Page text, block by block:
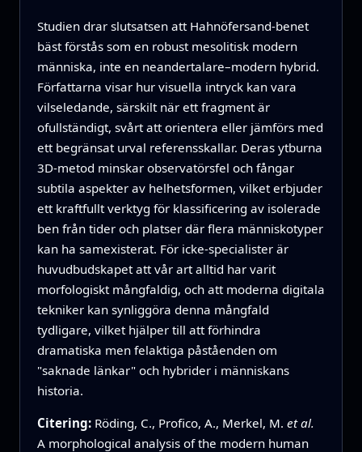
Studien drar slutsatsen att Hahnöfersand‑benet
bäst förstås som en robust mesolitisk modern
människa, inte en neandertalare–modern hybrid.
Författarna visar hur visuella intryck kan vara
vilseledande, särskilt när ett fragment är
ofullständigt, svårt att orientera eller jämförs med
ett begränsat urval referensskallar. Deras ytburna
3D‑metod minskar observatörsfel och fångar
subtila aspekter av helhetsformen, vilket erbjuder
ett kraftfullt verktyg för klassificering av isolerade
ben från tider och platser där flera människotyper
kan ha samexisterat. För icke‑specialister är
huvudbudskapet att vår art alltid har varit
morfologiskt mångfaldig, och att moderna digitala
tekniker kan synliggöra denna mångfald
tydligare, vilket hjälper till att förhindra
dramatiska men felaktiga påståenden om
"saknade länkar" och hybrider i människans
historia.
Citering: Röding, C., Profico, A., Merkel, M. et al.
A morphological analysis of the modern human